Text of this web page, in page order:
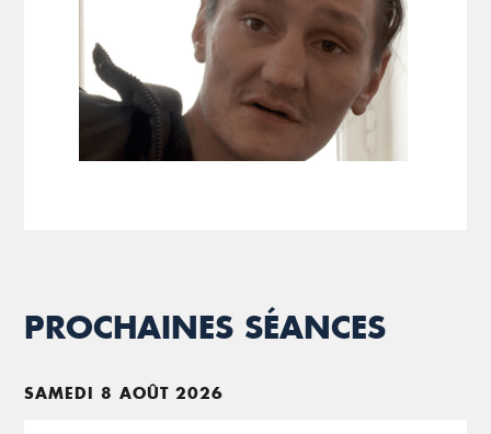
PROCHAINES SÉANCES
SAMEDI 8 AOÛT 2026